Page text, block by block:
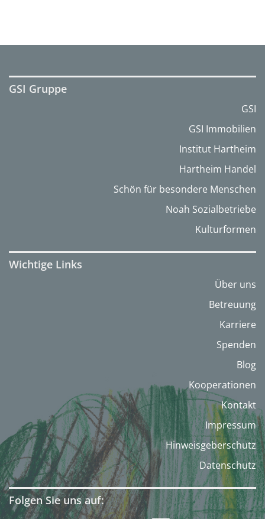
GSI Gruppe
GSI
GSI Immobilien
Institut Hartheim
Hartheim Handel
Schön für besondere Menschen
Noah Sozialbetriebe
Kulturformen
Wichtige Links
Über uns
Betreuung
Karriere
Spenden
Blog
Kooperationen
Kontakt
Impressum
Hinweisgeberschutz
Datenschutz
Folgen Sie uns auf: